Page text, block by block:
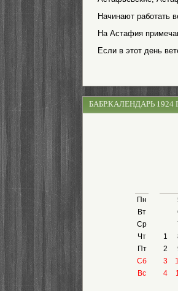
Начинают работать
На Астафия
Если в этот день
БАБР.КАЛЕНДАРЬ 1924
Пн
Вт
Ср
Чт
Пт
Сб
Вс
1
2
3
4